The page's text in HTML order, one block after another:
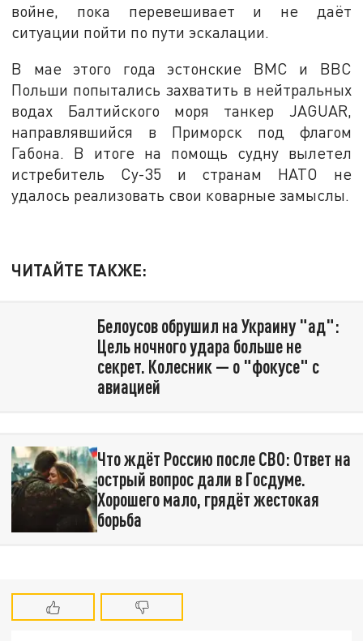
войне, пока перевешивает и не даёт
ситуации пойти по пути эскалации.
В мае этого года эстонские ВМС и ВВС
Польши попытались захватить в нейтральных
водах Балтийского моря танкер JAGUAR,
направлявшийся в Приморск под флагом
Габона. В итоге на помощь судну вылетел
истребитель Су-35 и странам НАТО не
удалось реализовать свои коварные замыслы.
ЧИТАЙТЕ ТАКЖЕ:
Белоусов обрушил на Украину "ад":
Цель ночного удара больше не
секрет. Колесник — о "фокусе" с
авиацией
Что ждёт Россию после СВО: Ответ на
острый вопрос дали в Госдуме.
Хорошего мало, грядёт жестокая
борьба